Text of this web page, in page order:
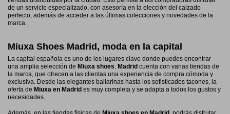
de un servicio especializado, con asesoría en la elección del calzado
perfecto, además de acceder a las últimas colecciones y novedades de la
marca.
Miuxa Shoes Madrid, moda en la capital
La capital española es uno de los lugares clave donde puedes encontrar
una amplia selección de Miuxa shoes. Madrid cuenta con varias tiendas de
la marca, que ofrecen a las clientas una experiencia de compra cómoda y
exclusiva. Desde las elegantes bailarinas hasta los sofisticados tacones, la
oferta de Miuxa en Madrid es muy completa y se adapta a todos los gustos y
necesidades.